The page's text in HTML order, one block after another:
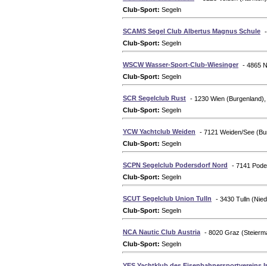
Club-Sport: Segeln
SCAMS Segel Club Albertus Magnus Schule
Club-Sport: Segeln
WSCW Wasser-Sport-Club-Wiesinger - 4865
Club-Sport: Segeln
SCR Segelclub Rust - 1230 Wien
Club-Sport: Segeln
YCW Yachtclub Weiden
- 7121 Weiden/See
Club-Sport: Segeln
SCPN Segelclub Podersdorf Nord
- 7141
Club-Sport: Segeln
SCUT Segelclub Union Tulln
- 3430 Tulln
Club-Sport: Segeln
NCA Nautic Club Austria - 8020 Graz
Club-Sport: Segeln